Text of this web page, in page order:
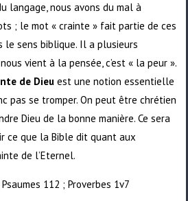
langage, nous avons du mal à
; le mot « crainte » fait partie de ces
le sens biblique. Il a plusieurs
vient à la pensée, c’est « la peur ».
de Dieu est une notion essentielle
pas se tromper. On peut être chrétien
Dieu de la bonne manière. Ce sera
ce que la Bible dit quant aux
de l’Eternel.
112 ; Proverbes 1v7